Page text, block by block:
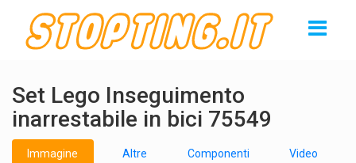
Set Lego Inseguimento
inarrestabile in bici 75549
Immagine
Altre
Componenti Video